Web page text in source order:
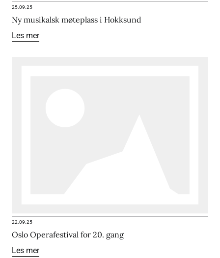
25.09.25
Ny musikalsk møteplass i Hokksund
Les mer
22.09.25
Oslo Operafestival for 20. gang
Les mer